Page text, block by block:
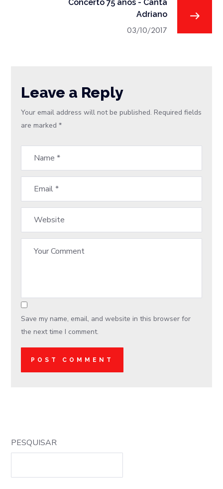
Concerto 75 anos - Canta
Adriano
03/10/2017
Leave a Reply
Your email address will not be published. Required fields
are marked*
Save my name, email, and website in this browser for
the next time I comment.
PESQUISAR